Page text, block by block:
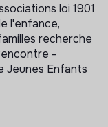
loi 1901
l'enfance,
recherche
-
Jeunes Enfants